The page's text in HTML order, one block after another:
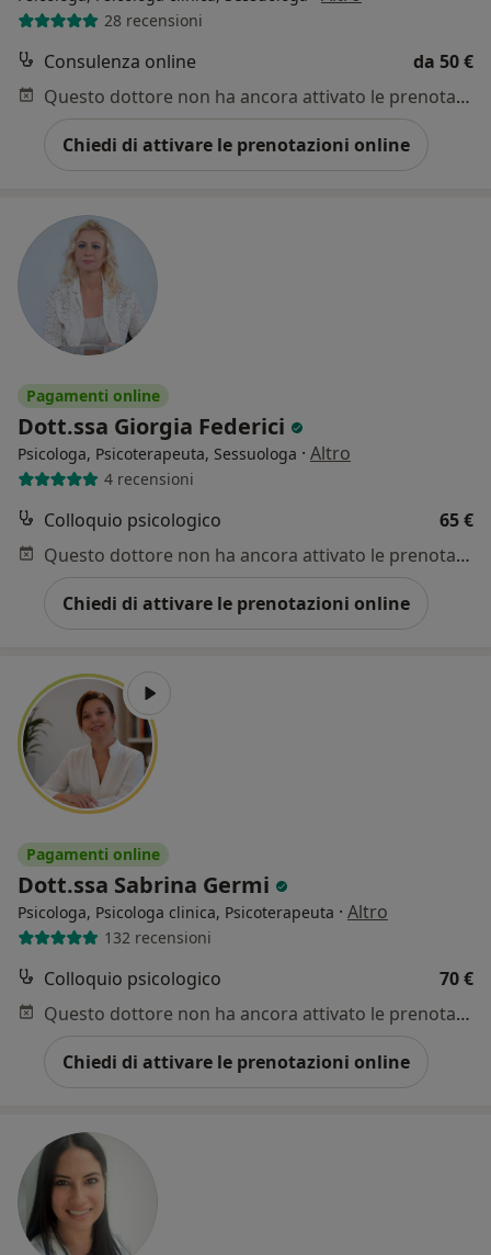
28 recensioni
Consulenza online
da 50 €
Questo dottore non ha ancora attivato le prenotazioni online presso questo indirizzo.
Chiedi di attivare le prenotazioni online
Pagamenti online
Dott.ssa Giorgia Federici
Psicologa, Psicoterapeuta, Sessuologa · Altro
4 recensioni
Colloquio psicologico
65 €
Questo dottore non ha ancora attivato le prenotazioni online presso questo indirizzo.
Chiedi di attivare le prenotazioni online
Pagamenti online
Dott.ssa Sabrina Germi
Psicologa, Psicologa clinica, Psicoterapeuta · Altro
132 recensioni
Colloquio psicologico
70 €
Questo dottore non ha ancora attivato le prenotazioni online presso questo indirizzo.
Chiedi di attivare le prenotazioni online